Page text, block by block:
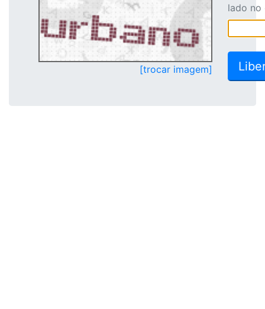
[trocar imagem]
lado no